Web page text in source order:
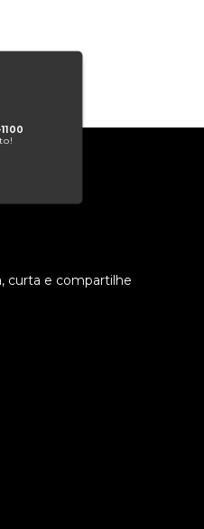
curta e compartilhe